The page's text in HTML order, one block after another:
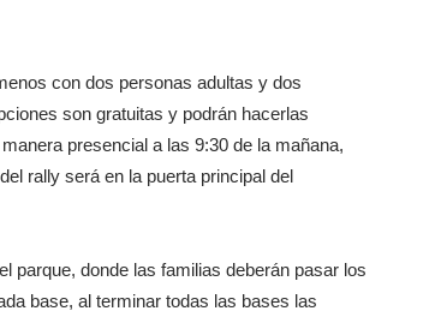
con dos personas adultas y dos
son gratuitas y podrán hacerlas
presencial a las 9:30 de la mañana,
rally será en la puerta principal del
parque, donde las familias deberán pasar los
base, al terminar todas las bases las